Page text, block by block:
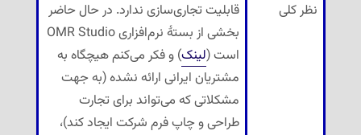
نظر کلی
قابلیت تجاری‌سازی ندارد. در حال حاضر
بخشی از بستهٔ نرم‌افزاری OMR Studio
است (لینک) و فکر می‌کنم هیچگاه به
مشتریان ایرانی ارائه نشده (به جهت
مشکلاتی که می‌تواند برای تجارت
طراحی و چاپ فرم شرکت ایجاد کند)،